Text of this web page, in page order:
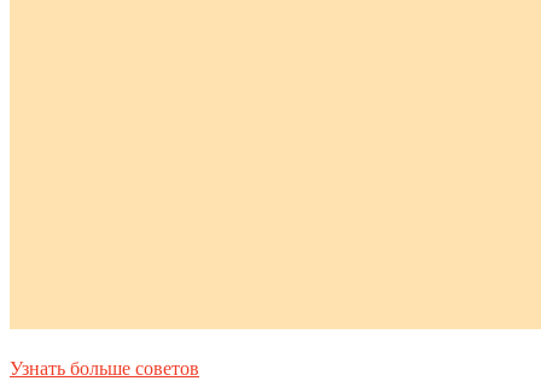
Узнать больше советов